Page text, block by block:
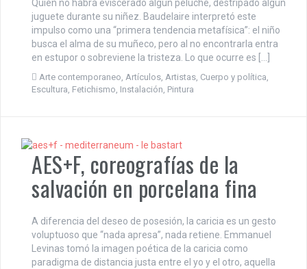
Quién no habrá eviscerado algún peluche, destripado algún
juguete durante su niñez. Baudelaire interpretó este
impulso como una “primera tendencia metafísica”: el niño
busca el alma de su muñeco, pero al no encontrarla entra
en estupor o sobreviene la tristeza. Lo que ocurre es […]
Arte contemporaneo Artículos Artistas Cuerpo y política
Escultura Fetichismo Instalación Pintura
AES+F, coreografías de la
salvación en porcelana fina
A diferencia del deseo de posesión, la caricia es un gesto
voluptuoso que “nada apresa”, nada retiene. Emmanuel
Levinas tomó la imagen poética de la caricia como
paradigma de distancia justa entre el yo y el otro, aquella